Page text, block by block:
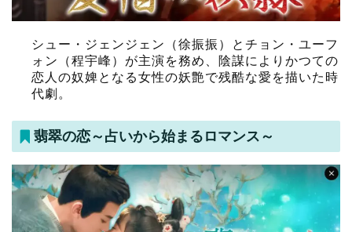
シュー・ジェンジェン（徐振振）とチョン・ユーフ
ォン（程宇峰）が主演を務め、陰謀によりかつての
恋人の奴婢となる女性の妖艶で残酷な愛を描いた時
代劇。
翡翠の恋～占いから始まるロマンス～